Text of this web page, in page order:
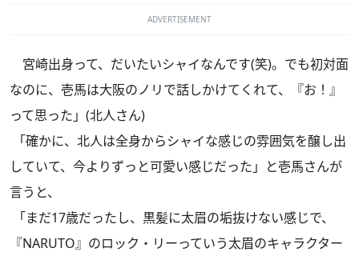
ADVERTISEMENT
宮崎出身って、だいたいシャイなんです(笑)。でも初対面
なのに、壱馬は大阪のノリで話しかけてくれて、『お！』
って思った」(北人さん)
「確かに、北人は全身からシャイな感じの雰囲気を醸し出
していて、今よりずっと可愛い感じだった」と壱馬さんが
言うと、
「まだ17歳だったし、黒髪に太眉の垢抜けない感じで、
『NARUTO』のロック・リーっていう太眉のキャラクター